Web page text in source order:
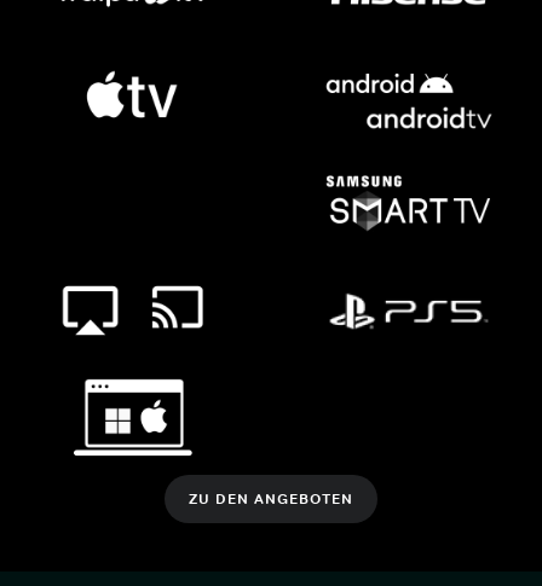
ZU DEN ANGEBOTEN